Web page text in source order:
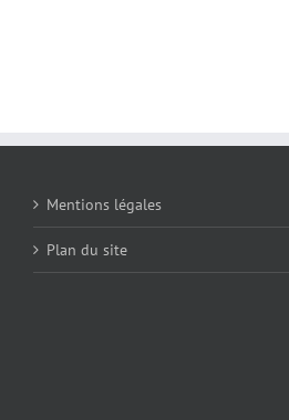
Mentions légales
Plan du site